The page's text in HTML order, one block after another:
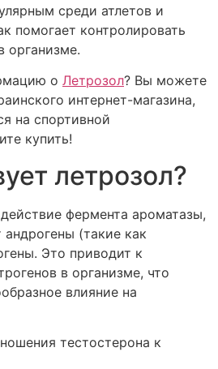
среди атлетов и
помогает контролировать
организме.
о Летрозол? Вы можете
интернет-магазина,
на спортивной
купить!
летрозол?
фермента ароматазы,
(такие как
Это приводит к
в организме, что
влияние на
тестостерона к